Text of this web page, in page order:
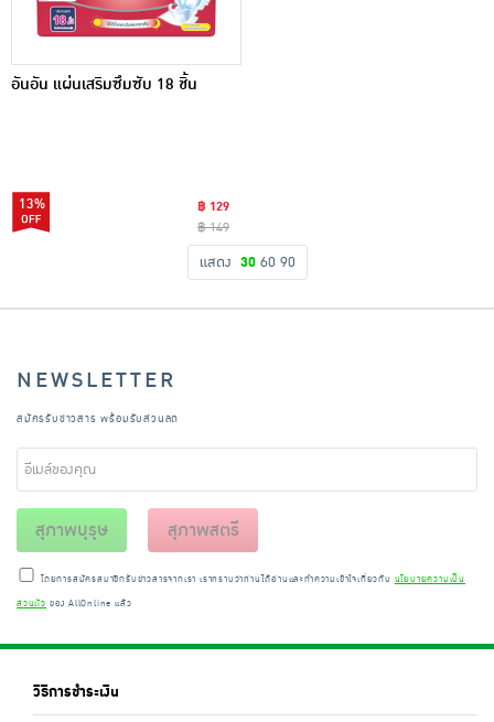
อันอัน แผ่นเสริมซึมซับ 18 ชิ้น
13%
฿ 129
฿ 149
แสดง 30 60 90
NEWSLETTER
สมัครรับข่าวสาร พร้อมรับส่วนลด
สุภาพบุรุษ สุภาพสตรี
โดยการสมัครสมาชิกรับข่าวสารจากเรา เราทราบว่าท่านได้อ่านและทำความเข้าใจเกี่ยวกับ นโยบายความเป็น
ส่วนตัว ของ AllOnline แล้ว
วิธีการชำระเงิน